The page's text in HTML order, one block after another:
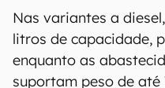
Nas variantes a
litros de capacidade,
enquanto as
suportam peso de